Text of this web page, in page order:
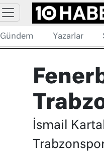
Gündem Yazarlar
İsmail